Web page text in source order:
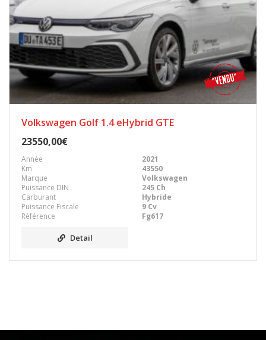
Volkswagen Golf 1.4 eHybrid GTE
23550,00€
Année
2021
Km
43550
Marque
Volkswagen
Puissance DIN
245 Ch
Carburant
Hybride
Puissance Fiscale
9 Cv
Référence
Fg617
Detail